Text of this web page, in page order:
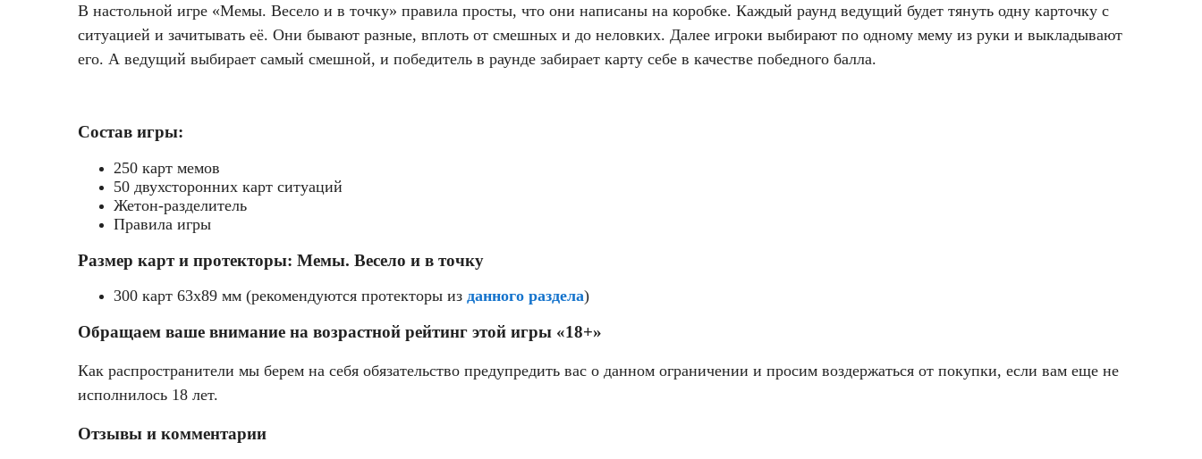
В настольной игре «Мемы. Весело и в точку» правила просты, что они написаны на коробке. Каждый раунд ведущий будет тянуть одну карточку с
ситуацией и зачитывать её. Они бывают разные, вплоть от смешных и до неловких. Далее игроки выбирают по одному мему из руки и выкладывают
его. А ведущий выбирает самый смешной, и победитель в раунде забирает карту себе в качестве победного балла.
Состав игры:
250 карт мемов
50 двухсторонних карт ситуаций
Жетон-разделитель
Правила игры
Размер карт и протекторы: Мемы. Весело и в точку
300 карт 63x89 мм (рекомендуются протекторы из данного раздела)
Обращаем ваше внимание на возрастной рейтинг этой игры «18+»
Как распространители мы берем на себя обязательство предупредить вас о данном ограничении и просим воздержаться от покупки, если вам еще не
исполнилось 18 лет.
Отзывы и комментарии